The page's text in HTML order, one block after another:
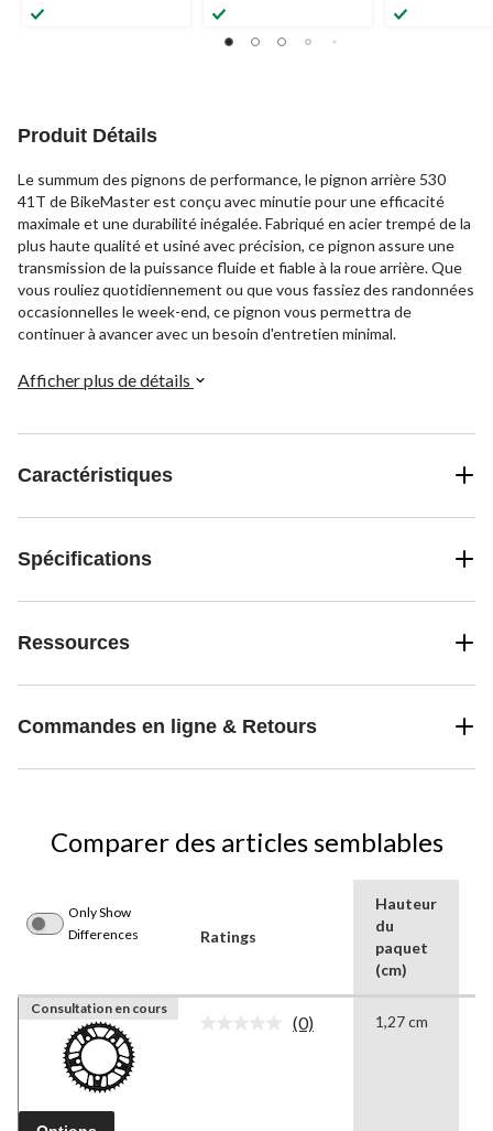
étoile(s)
étoile(s)
sur
étoile(s)
Produit Détails
Le summum des pignons de performance, le pignon arrière 530
41T de BikeMaster est conçu avec minutie pour une efficacité
maximale et une durabilité inégalée. Fabriqué en acier trempé de la
plus haute qualité et usiné avec précision, ce pignon assure une
transmission de la puissance fluide et fiable à la roue arrière. Que
vous rouliez quotidiennement ou que vous fassiez des randonnées
occasionnelles le week-end, ce pignon vous permettra de
continuer à avancer avec un besoin d'entretien minimal.
Afficher plus de détails
Caractéristiques
Spécifications
Ressources
Commandes en ligne & Retours
Comparer des articles semblables
Only Show
Differences
Ratings
Hauteur
du
paquet
(cm)
Consultation en cours
Aucune
(0) 1,27 cm